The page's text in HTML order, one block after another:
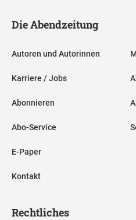
Die Abendzeitung
Autoren und Autorinnen
Karriere / Jobs
Abonnieren
Abo-Service
E-Paper
Kontakt
Rechtliches